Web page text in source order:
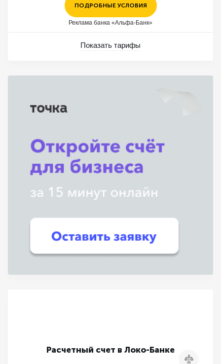
ПОДРОБНЫЕ УСЛОВИЯ
Реклама банка «Альфа-Банк»
Показать тарифы
Расчетный счет в Локо-Банке
Сравнить